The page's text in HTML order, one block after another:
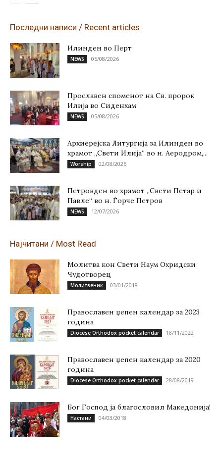
Последни написи / Recent articles
Илинден во Перт
NEWS 05/08/2026
Прославен споменот на Св. пророк
Илија во Сиденхам
NEWS 05/08/2026
Архиерејска Литургија за Илинден во
храмот „Свети Илија“ во н. Аеродром,...
Worship 02/08/2026
Петровден во храмот „Свети Петар и
Павле“ во н. Ѓорче Петров
NEWS 12/07/2026
Најчитани / Most Read
Молитва кон Свети Наум Охридски
Чудотворец
Молитвеник 03/01/2018
Православен џепен календар за 2023
година
Diocese Orthodox pocket calendar 18/11/2022
Православен џепен календар за 2020
година
Diocese Orthodox pocket calendar 28/08/2019
Бог Господ ја благословил Македонија!
Настани 04/03/2018